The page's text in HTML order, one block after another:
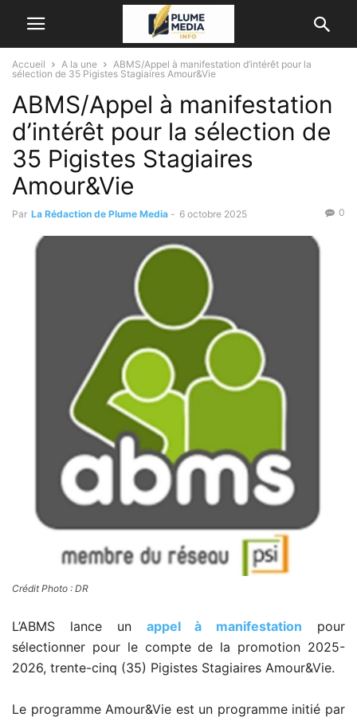
Accueil A la une
ABMS/Appel à manifestation d’intérêt pour la
sélection de 35 Pigistes Stagiaires Amour&Vie
ABMS/Appel à manifestation
d’intérêt pour la sélection de
35 Pigistes Stagiaires
Amour&Vie
Par La Rédaction de Plume Media - 6 octobre 2025 0
Crédit Photo : DR
L’ABMS lance un appel à manifestation pour
sélectionner pour le compte de la promotion 2025-
2026, trente-cinq (35) Pigistes Stagiaires Amour&Vie.
Le programme Amour&Vie est un programme initié par